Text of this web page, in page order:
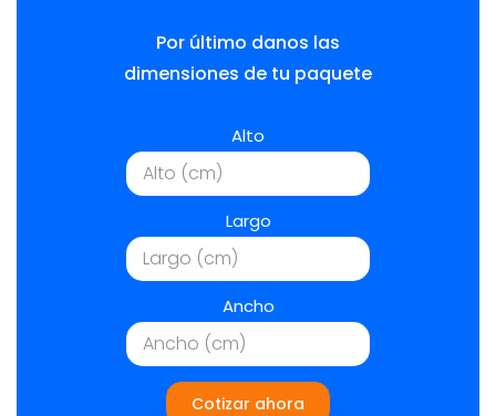
Por último danos las
dimensiones de tu paquete
Alto
Largo
Ancho
Cotizar ahora